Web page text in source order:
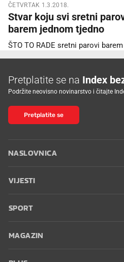
ČETVRTAK 1.3.2018.
Stvar koju svi sretni
barem jednom tjedno
ŠTO TO RADE sretni parovi
Pretplatite se na Index
Podržite neovisno novinarstvo i čitajte
Pretplatite se
NASLOVNICA
VIJESTI
SPORT
MAGAZIN